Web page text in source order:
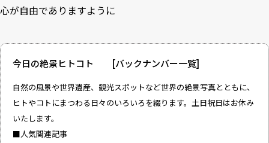
心が自由でありますように
今日の絶景ヒトコト [バックナンバー一覧]
自然の風景や世界遺産、観光スポットなど世界の絶景写真とともに、
ヒトやコトにまつわる日々のいろいろを綴ります。土日祝日はお休み
いたします。
■人気関連記事